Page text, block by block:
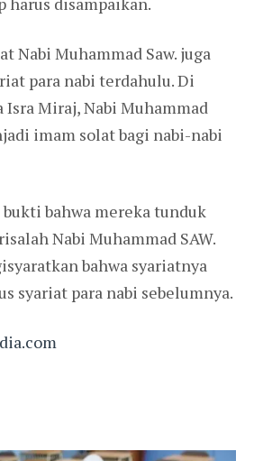
Nabi Muhammad Saw. juga
para nabi terdahulu. Di
Miraj, Nabi Muhammad
imam solat bagi nabi-nabi
bahwa mereka tunduk
Nabi Muhammad SAW.
bahwa syariatnya
syariat para nabi sebelumnya.